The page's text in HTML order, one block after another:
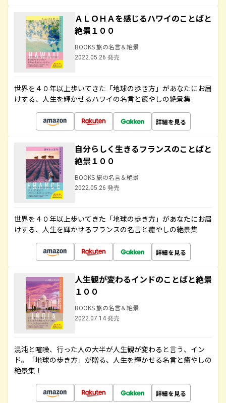
ＡＬＯＨＡを感じるハワイのことばと
絶景１００
BOOKS 旅の名言＆絶景
2022.05.26 発売
世界を４０年以上歩いてきた「地球の歩き方」があなたにお届
けする、人生を輝かせるハワイの名言と癒やしの絶景集
詳細を見る
自分らしく生きるフランスのことばと
絶景１００
BOOKS 旅の名言＆絶景
2022.05.26 発売
世界を４０年以上歩いてきた「地球の歩き方」があなたにお届
けする、人生を輝かせるフランスの名言と癒やしの絶景集
詳細を見る
人生観が変わるインドのことばと絶景
１００
BOOKS 旅の名言＆絶景
2022.07.14 発売
混沌と喧噪、行った人の大半が人生観が変わると言う、イン
ド。「地球の歩き方」が贈る、人生を輝かせる名言と癒やしの
絶景集！
詳細を見る